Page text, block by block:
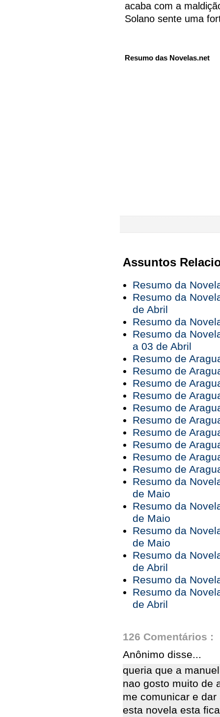
acaba com a
Solano sente uma
Resumo das Novelas.net
Assuntos
Resumo da
Resumo da
de Abril
Resumo da
Resumo da
a 03 de Abril
Resumo de
Resumo de
Resumo de
Resumo de
Resumo de
Resumo de
Resumo de
Resumo de
Resumo de
Resumo de
Resumo da
de Maio
Resumo da
de Maio
Resumo da
de Maio
Resumo da
de Abril
Resumo da
Resumo da
de Abril
126 Comentários :
Anônimo disse...
queria que a
nao gosto muito de
me comunicar e
esta novela esta